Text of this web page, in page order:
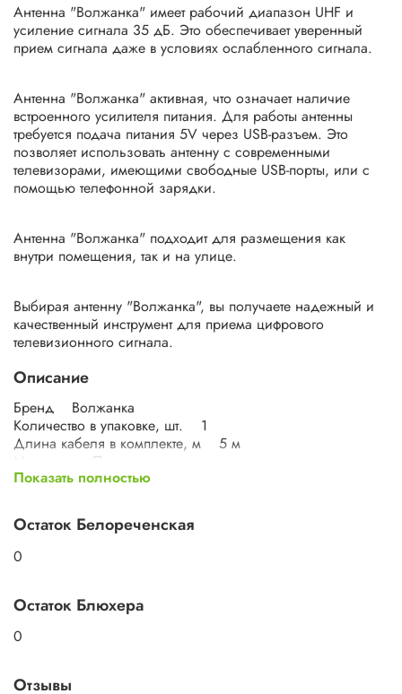
Антенна "Волжанка" имеет рабочий диапазон UHF и
усиление сигнала 35 дБ. Это обеспечивает уверенный
прием сигнала даже в условиях ослабленного сигнала.
Антенна "Волжанка" активная, что означает наличие
встроенного усилителя питания. Для работы антенны
требуется подача питания 5V через USB-разъем. Это
позволяет использовать антенну с современными
телевизорами, имеющими свободные USB-порты, или с
помощью телефонной зарядки.
Антенна "Волжанка" подходит для размещения как
внутри помещения, так и на улице.
Выбирая антенну "Волжанка", вы получаете надежный и
качественный инструмент для приема цифрового
телевизионного сигнала.
Описание
Бренд Волжанка
Количество в упаковке, шт. 1
Длина кабеля в комплекте, м 5 м
Материал Пластик
Конструкция Рамочная
Применение Комнатная (внутри помещений)
Тип антенны Активная 5В USB
Частотный диапазон устройства, МГц 470-860 МГц
Показать полностью
Остаток Белореченская
0
Остаток Блюхера
0
Отзывы